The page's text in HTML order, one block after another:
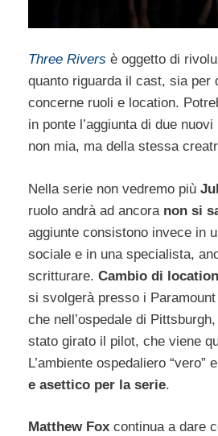
Three Rivers è oggetto di
quanto riguarda il cast, sia per
concerne ruoli e location.
in ponte l’aggiunta di due
non mia, ma della stessa
Nella serie non vedremo più
ruolo andrà ad ancoranon si
aggiunte consistono invece in
sociale e in una specialista,
scritturare. Cambio di location
si svolgerà presso i
che nell’ospedale di
stato girato il pilot, che viene
L’ambiente ospedaliero “vero”
e asettico per la serie.
Matthew Fox continua a dare